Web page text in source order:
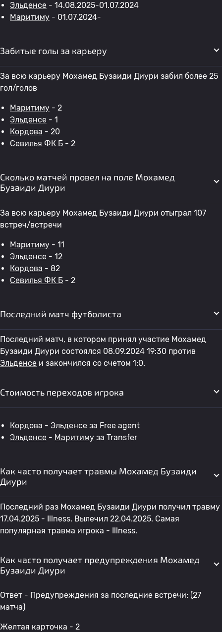
Эльденсе - 14.08.2025-01.07.2024
Маритиму - 01.07.2024-
Забитые голы за карьеру
За всю карьеру Мохамед Бузаиди Диури забил более 25
гол/голов
Маритиму - 2
Эльденсе - 1
Кордова - 20
Севилья ФК Б - 2
Сколько матчей провел на поле Мохамед
Бузаиди Диури
За всю карьеру Мохамед Бузаиди Диури отыграл 107
встреч/встречи
Маритиму - 11
Эльденсе - 12
Кордова - 82
Севилья ФК Б - 2
Последний матч футболиста
Последний матч, в котором принял участие Мохамед
Бузаиди Диури состоялся 08.09.2024 19:30 против
Эльденсе и закончился со счетом 1:0.
Стоимость переходов игрока
Кордова - Эльденсе за Free agent
Эльденсе - Маритиму за Transfer
Как часто получает травмы Мохамед Бузаиди
Диури
Последний раз Мохамед Бузаиди Диури получил травму
17.04.2025 - Illness. Вылечил 22.04.2025. Самая
популярная травма игрока - Illness.
Как часто получает предупреждения Мохамед
Бузаиди Диури
Ответ - Предупреждения за последние встречи: (27
матча)
Желтая карточка - 2